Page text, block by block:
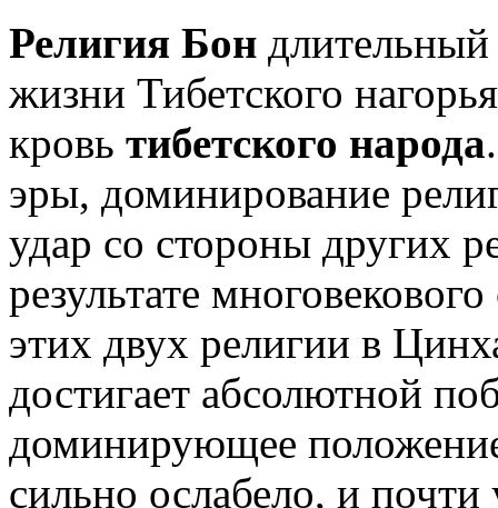
Религия Бон длительный
жизни Тибетского
кровь тибетского народа
эры, доминирование
удар со стороны других
результате
этих двух религии в
достигает абсолютной
доминирующее
сильно ослабело, и